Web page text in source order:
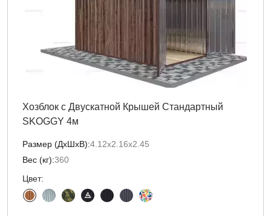
Хозблок с Двускатной Крышей Стандартный
SKOGGY 4м
Размер (ДxШxВ):4.12х2.16х2.45
Вес (кг):360
Цвет: